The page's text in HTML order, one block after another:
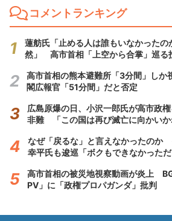
コメントランキング
蓮舫氏「止める人は誰もいなかったの
然」 高市首相「上空から合掌」巡る
高市首相の熊本避難所「3分間」し
閣広報官「51分間」だと否定
広島原爆の日、小沢一郎氏が高市政
非難 「この国は再び滅亡に向かいか
なぜ「戻るな」と言えなかったのか
幸平氏も逡巡「ボクもできなかっただ
高市首相の被災地視察動画が炎上
PV」に「政権プロパガンダ」批判